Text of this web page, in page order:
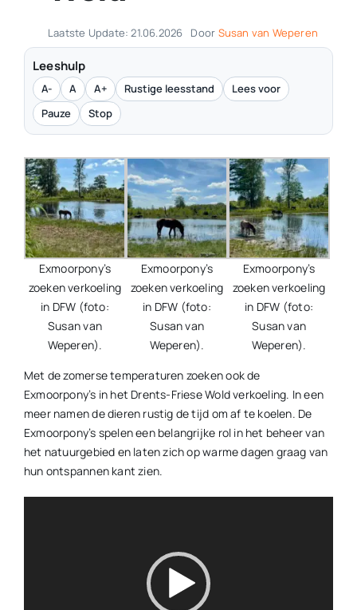
Laatste Update: 21.06.2026 Door Susan van Weperen
Leeshulp
A- A A+ Rustige leesstand
Lees voor
Pauze
Stop
Exmoorpony’s
zoeken verkoeling
in DFW (foto:
Susan van
Weperen).
Exmoorpony’s
zoeken verkoeling
in DFW (foto:
Susan van
Weperen).
Exmoorpony’s
zoeken verkoeling
in DFW (foto:
Susan van
Weperen).
Met de zomerse temperaturen zoeken ook de
Exmoorpony’s in het Drents-Friese Wold verkoeling. In een
meer namen de dieren rustig de tijd om af te koelen. De
Exmoorpony’s spelen een belangrijke rol in het beheer van
het natuurgebied en laten zich op warme dagen graag van
hun ontspannen kant zien.